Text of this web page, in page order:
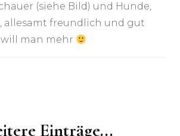
(siehe Bild) und Hunde,
allesamt freundlich und gut
will man mehr
Einträge...